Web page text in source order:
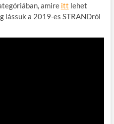
amire itt lehet
lássuk a 2019-es STRANDról